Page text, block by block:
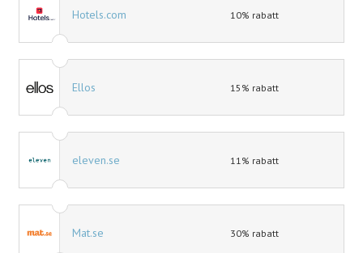
Hotels.com 10% rabatt
Ellos 15% rabatt
eleven.se 11% rabatt
Mat.se 30% rabatt